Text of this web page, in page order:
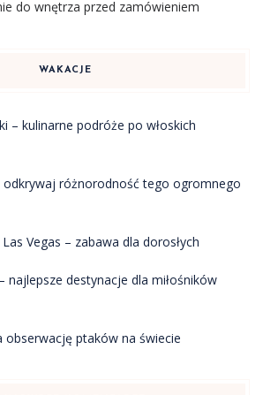
do wnętrza przed zamówieniem
WAKACJE
– kulinarne podróże po włoskich
odkrywaj różnorodność tego ogromnego
Vegas – zabawa dla dorosłych
najlepsze destynacje dla miłośników
obserwację ptaków na świecie